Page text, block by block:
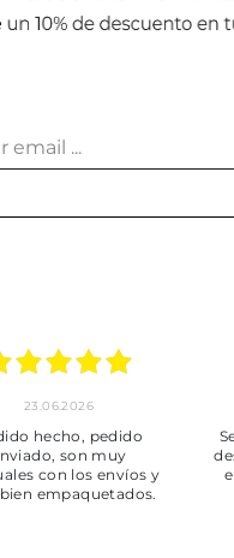
23.06.2026
hecho, pedido
son muy
con los envíos y
empaquetados.